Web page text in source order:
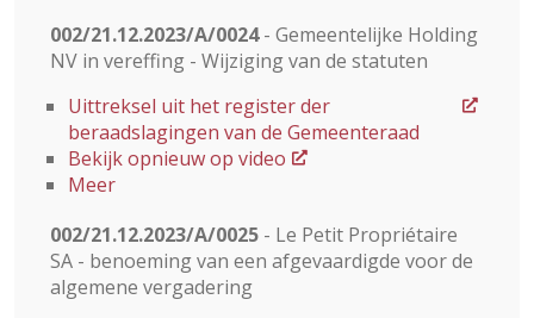
002/21.12.2023/A/0024- Gemeentelijke Holding
NV in vereffing - Wijziging van de statuten
Uittreksel uit het register der
beraadslagingen van de Gemeenteraad
Bekijk opnieuw op video
Meer
002/21.12.2023/A/0025 - Le Petit Propriétaire
SA - benoeming van een afgevaardigde voor de
algemene vergadering